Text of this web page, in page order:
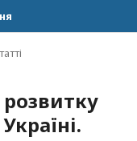
розвитку